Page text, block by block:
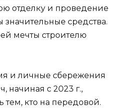
отделку и проведение
средства.
мечты строителю
и личные сбережения
начиная с 2023 г.,
тем, кто на передовой.